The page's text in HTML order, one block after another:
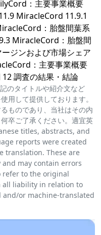
：主要事業概要
MiracleCord 11.9.1
：胎盤間葉系
MiracleCord：胎盤間
ジンおよび市場シェア
：主要事業概要
調査の結果・結論
のタイトルや紹介文など
用して提供しております。
ものであり、当社はその内
卒ご了承ください。適宜英
titles, abstracts, and
reports were created
translation. These are
may contain errors
refer to the original
all liability in relation to
and/or machine-translated